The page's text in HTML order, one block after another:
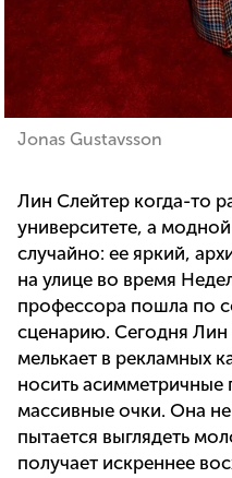
Jonas Gustavsson
Лин Слейтер когда-то
университете, а
случайно: ее яркий,
на улице во время
профессора пошла по
сценарию. Сегодня Лин
мелькает в рекламных
носить асимметричные
массивные очки. Она
пытается выглядеть
получает искреннее